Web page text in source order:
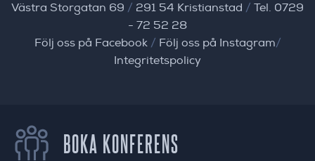
Västra Storgatan 69 / 291 54 Kristianstad / Tel. 0729
- 72 52 28
Följ oss på Facebook / Följ oss på Instagram/
Integritetspolicy
BOKA KONFERENS